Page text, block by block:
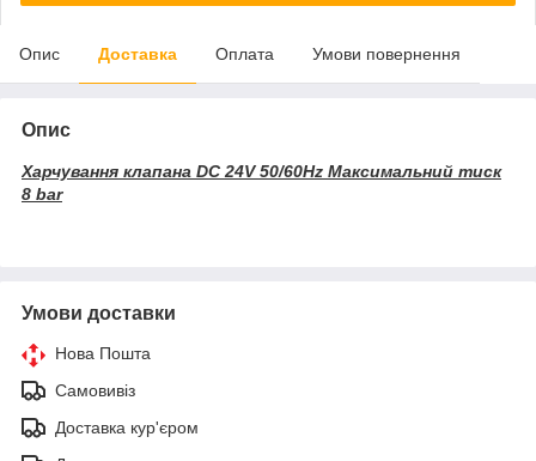
Опис Доставка Оплата Умови повернення
Опис
Харчування клапана DC 24V 50/60Hz Максимальний тиск
8 bar
Умови доставки
Нова Пошта
Самовивіз
Доставка кур'єром